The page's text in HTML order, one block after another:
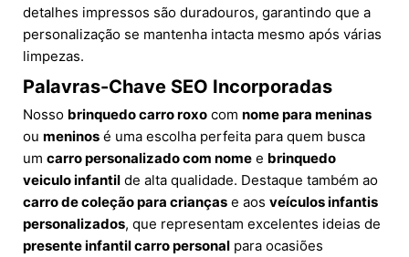
detalhes impressos são duradouros, garantindo que a
personalização se mantenha intacta mesmo após várias
limpezas.
Palavras-Chave SEO Incorporadas
Nosso brinquedo carro roxo com nome para meninas
ou meninos é uma escolha perfeita para quem busca
um carro personalizado com nome e brinquedo
veiculo infantil de alta qualidade. Destaque também ao
carro de coleção para crianças e aos veículos infantis
personalizados, que representam excelentes ideias de
presente infantil carro personal para ocasiões